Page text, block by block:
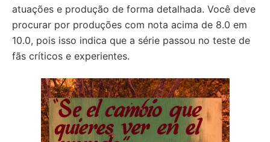
atuações e produção de forma detalhada. Você deve
procurar por produções com nota acima de 8.0 em
10.0, pois isso indica que a série passou no teste de
fãs críticos e experientes.